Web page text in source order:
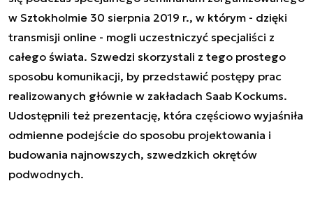
w Sztokholmie 30 sierpnia 2019 r., w którym - dzięki
transmisji online - mogli uczestniczyć specjaliści z
całego świata. Szwedzi skorzystali z tego prostego
sposobu komunikacji, by przedstawić postępy prac
realizowanych głównie w zakładach Saab Kockums.
Udostępnili też prezentację, która częściowo wyjaśniła
odmienne podejście do sposobu projektowania i
budowania najnowszych, szwedzkich okrętów
podwodnych.